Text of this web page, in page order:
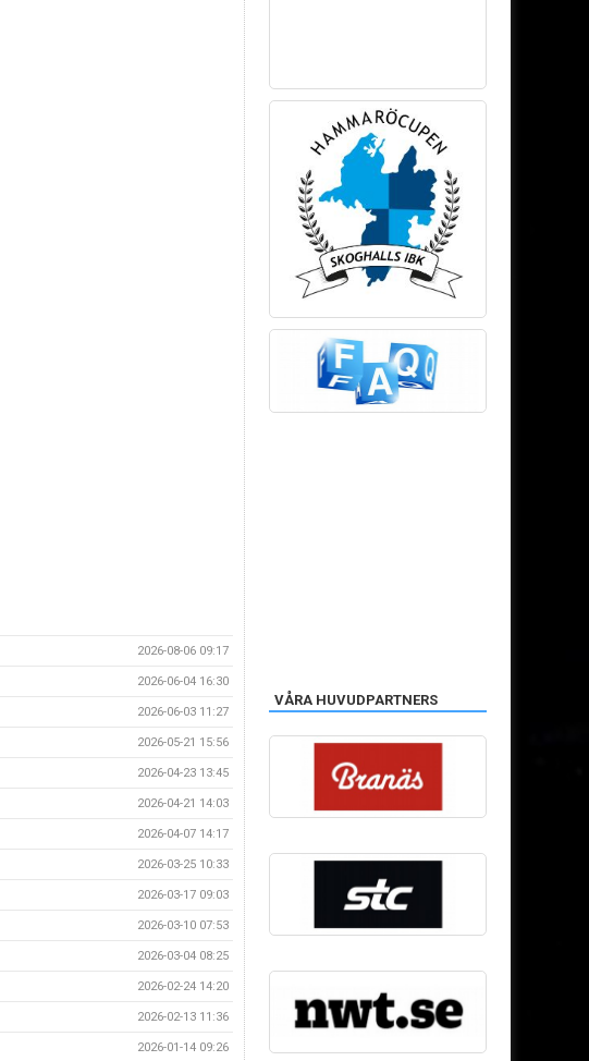
2026-08-06 09:17
2026-06-04 16:30
2026-06-03 11:27
2026-05-21 15:56
2026-04-23 13:45
2026-04-21 14:03
2026-04-07 14:17
2026-03-25 10:33
2026-03-17 09:03
2026-03-10 07:53
2026-03-04 08:25
2026-02-24 14:20
2026-02-13 11:36
2026-01-14 09:26
VÅRA HUVUDPARTNERS